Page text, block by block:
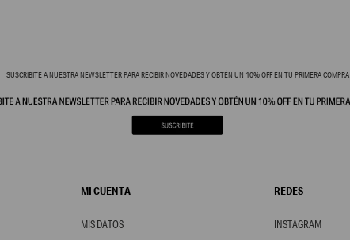
SUSCRIBITE A NUESTRA NEWSLETTER PARA RECIBIR NOVEDADES Y OBTÉN UN 10% OFF EN TU PRIMERA COMPRA
MI CUENTA
MIS DATOS
REDES
INSTAGRAM